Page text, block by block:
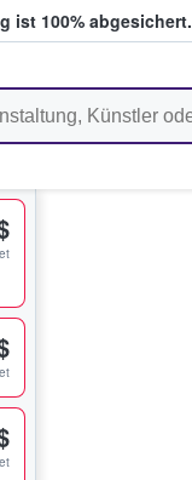
ist 100% abgesichert.